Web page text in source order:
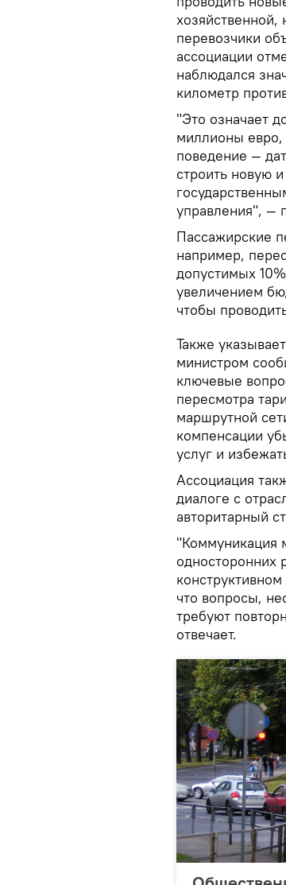
хозяйственной,
перевозчики
ассоциации
наблюдался
километр
"Это означает
миллионы евро,
поведение —
строить новую
управления", —
Пассажирские
например,
допустимых
увеличением
чтобы
Также
министром
ключевые
пересмотра
маршрутной
компенсации
услуг и
Ассоциация
диалоге с
авторитарный
"Коммуникация
односторонних
что вопросы,
требуют
отвечает.